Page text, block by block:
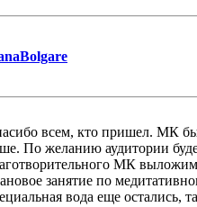
всем, кто пришел. МК
По желанию аудитории
МК
занятие по
вода еще остались,